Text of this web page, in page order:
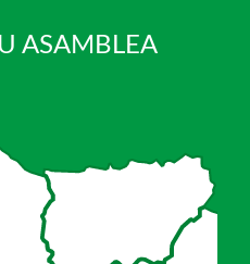
ASAMBLEA